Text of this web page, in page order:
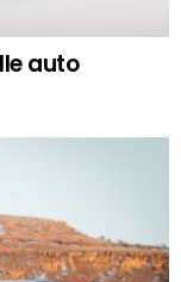
auto